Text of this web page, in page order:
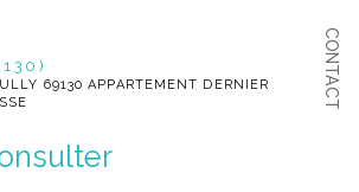
CONTACT
69130 APPARTEMENT DERNIER